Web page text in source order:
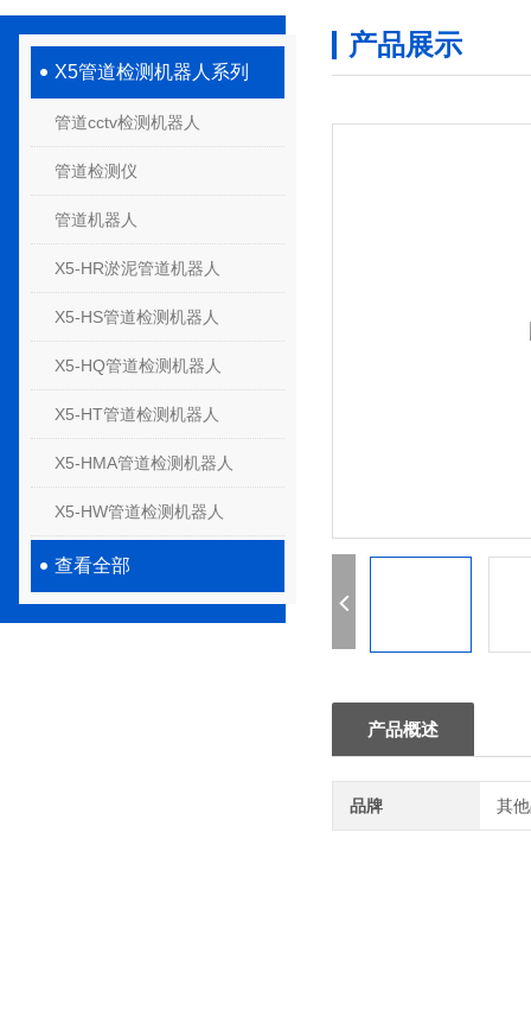
X5管道检测机器人系列
管道cctv检测机器人
管道检测仪
管道机器人
X5-HR淤泥管道机器人
X5-HS管道检测机器人
X5-HQ管道检测机器人
X5-HT管道检测机器人
X5-HMA管道检测机器人
X5-HW管道检测机器人
查看全部
产品展示
产品概述
品牌 其